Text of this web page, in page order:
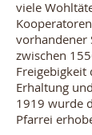
viele
vorhandener
zwischen
Erhaltung
1919 wurde
Pfarrei